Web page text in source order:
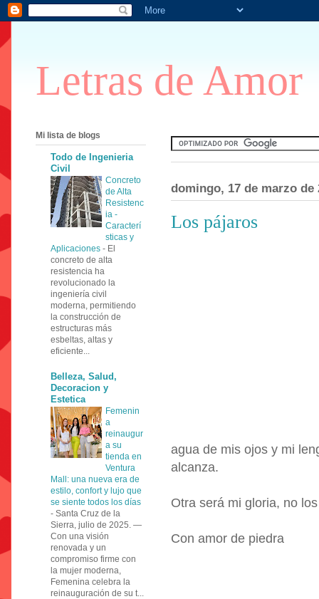
Letras de Amor
domingo, 17 de marzo de
Los pájaros
agua de mis ojos y mi
alcanza.
Otra será mi gloria, no
Con amor de piedra
Mi lista de blogs
Todo de Ingenieria
Civil
Concreto
de Alta
Resistenc
ia -
Caracterí
sticas y
Aplicaciones - El
concreto de alta
resistencia ha
revolucionado la
ingeniería civil
moderna, permitiendo
la construcción de
estructuras más
esbeltas, altas y
eficiente...
Belleza, Salud,
Decoracion y
Estetica
Femenin
a
reinaugur
a su
tienda en
Ventura
Mall: una nueva era de
estilo, confort y lujo que
se siente todos los días
- Santa Cruz de la
Sierra, julio de 2025. —
Con una visión
renovada y un
compromiso firme con
la mujer moderna,
Femenina celebra la
reinauguración de su t...